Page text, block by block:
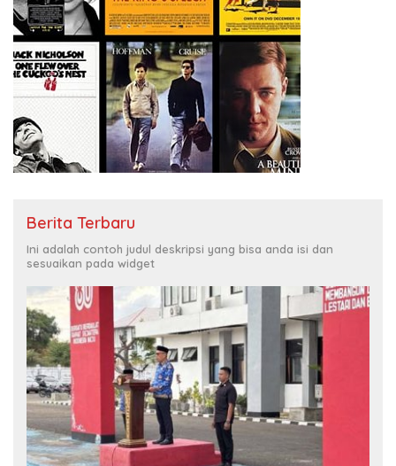
Berita Terbaru
Ini adalah contoh judul deskripsi yang bisa anda isi dan
sesuaikan pada widget